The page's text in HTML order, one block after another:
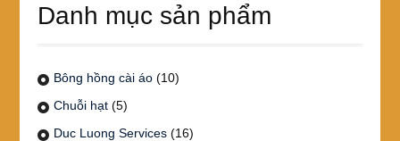
trang
Danh mục sản phẩm
Bông hồng cài áo (10)
Chuỗi hạt (5)
Duc Luong Services (16)